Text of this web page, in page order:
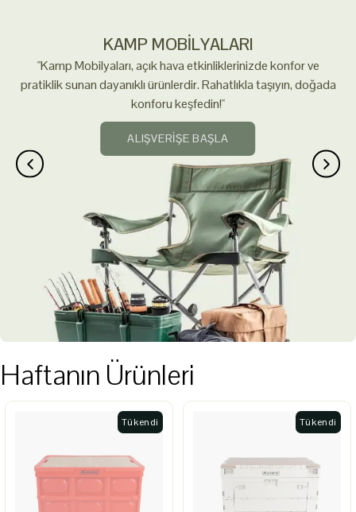
KAMP MOBİLYALARI
"Kamp Mobilyaları, açık hava etkinliklerinizde konfor ve
pratiklik sunan dayanıklı ürünlerdir. Rahatlıkla taşıyın, doğada
konforu keşfedin!"
ALIŞVERİŞE BAŞLA
Haftanın Ürünleri
Tükendi Tükendi